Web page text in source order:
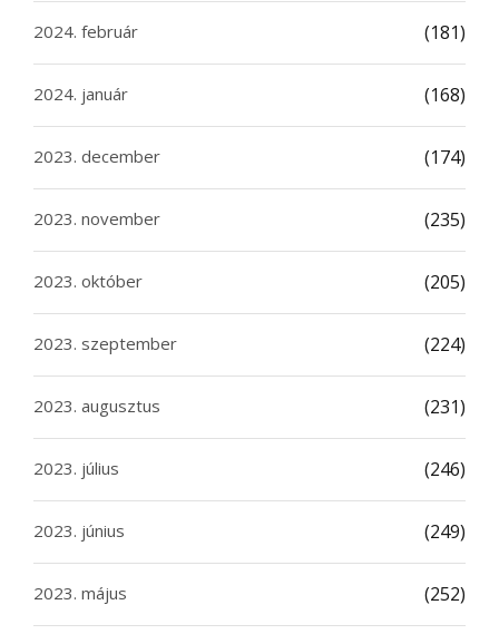
2024. február (181)
2024. január (168)
2023. december (174)
2023. november (235)
2023. október (205)
2023. szeptember (224)
2023. augusztus (231)
2023. július (246)
2023. június (249)
2023. május (252)